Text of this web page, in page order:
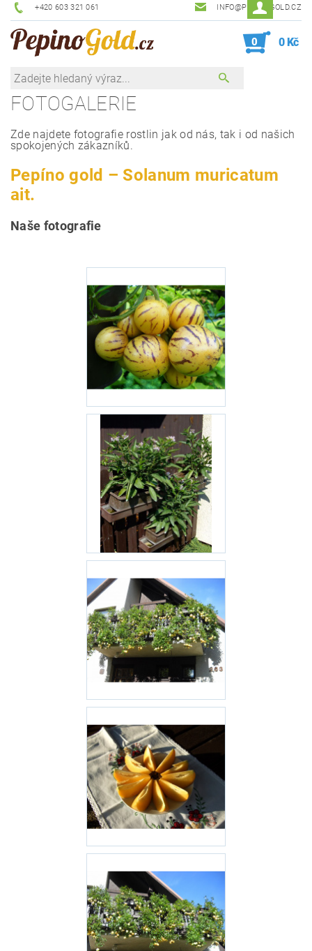
+420 603 321 061 INFO@PEPINOGOLD.CZ
0 0 Kč
FOTOGALERIE
Zde najdete fotografie rostlin jak od nás, tak i od našich
spokojených zákazníků.
Pepíno gold – Solanum muricatum
ait.
Naše fotografie